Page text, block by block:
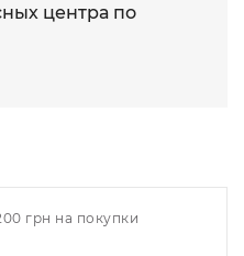
центра по
грн на покупки